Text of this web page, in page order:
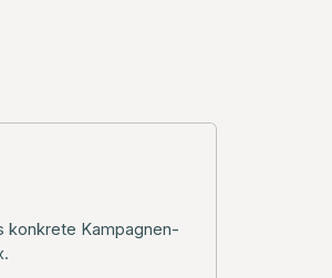
konkrete Kampagnen-